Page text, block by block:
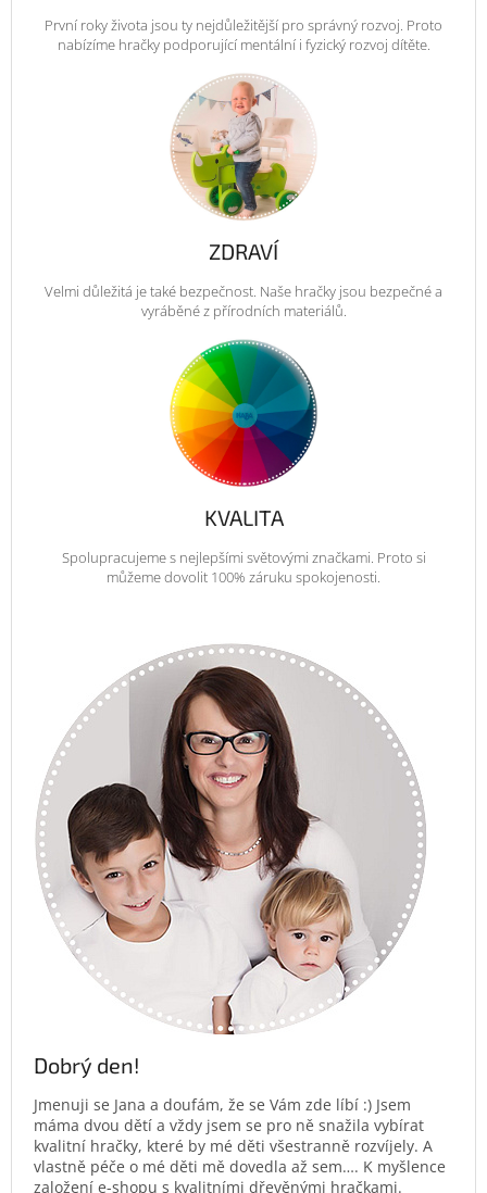
První roky života jsou ty nejdůležitější pro správný rozvoj. Proto
nabízíme hračky podporující mentální i fyzický rozvoj dítěte.
ZDRAVÍ
Velmi důležitá je také bezpečnost. Naše hračky jsou bezpečné a
vyráběné z přírodních materiálů.
KVALITA
Spolupracujeme s nejlepšími světovými značkami. Proto si
můžeme dovolit 100% záruku spokojenosti.
Dobrý den!
Jmenuji se Jana a doufám, že se Vám zde líbí :) Jsem
máma dvou dětí a vždy jsem se pro ně snažila vybírat
kvalitní hračky, které by mé děti všestranně rozvíjely. A
vlastně péče o mé děti mě dovedla až sem…. K myšlence
založení e-shopu s kvalitními dřevěnými hračkami.